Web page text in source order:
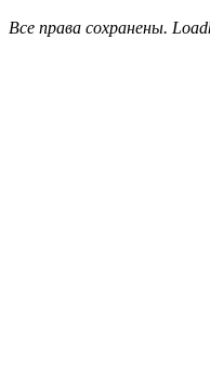
Все права сохранены.